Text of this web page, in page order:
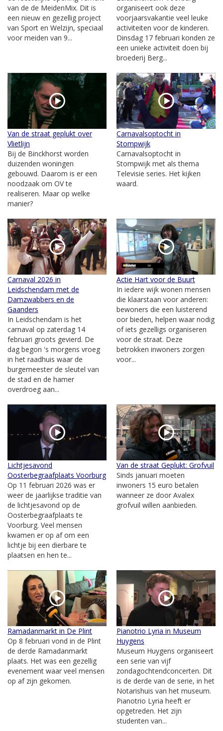
van de de MeidenMix. Dit is
een nieuw en gezellig project
van Sport en Welzijn, speciaal
voor meiden van 9...
organiseert ook deze
voorjaarsvakantie veel leuke
activiteiten voor de kinderen.
Dinsdag 17 februari konden ze
een unieke activiteit doen bij
broederij Berg...
Van de straat geplukt over
Vlietlijn
Bij de Binckhorst worden
duizenden woningen
gebouwd. Daarom is er een
noodzaak om OV te
realiseren. Maar op welke
manier?
Carnavalsoptocht in
Stompwijk
Carnavalsoptocht in
Stompwijk met als thema
Televisie series. Het kijken
waard.
Carnaval 2026 in
Leidschendam met de
Damzwabbers en de
Gaanders
In Leidschendam is het
carnaval op zaterdag 14
februari groots gevierd. De
dag begon 's morgens vroeg
in het raadhuis waar de
burgemeester de sleutel van
de stad en de hamer
overdroeg aan...
Actie Hart voor de Buurt
In iedere wijk wonen mensen
die klaarstaan voor anderen:
bewoners die een luisterend
oor bieden, helpen waar nodig
of iets gezelligs organiseren
voor de straat. Deze
betrokken inwoners zorgen
voor...
Lichtjesavond
Oosterbegraafplaats Voorburg
Op 11 februari 2026 was er
weer de jaarlijkse traditie van
de lichtjesavond op de
Oosterbegraafplaats te
Voorburg. Veel mensen
kwamen er op af om een
lichtje bij een dierbare te
plaatsen en hen te...
Van de straat Geplukt: Grofvuil
Sinds januari moeten
inwoners 15 euro betalen
wanneer ze door Avalex
grofvuil willen aanbieden.
Ramadanmarkt in De Plint
Op 8 februari vond in de Plint
de derde Ramadanmarkt
plaats. Het was een gezellig
evenement waar veel mensen
op af zijn gekomen.
Pianotrio Lyria in Museum
Huygens
Museum Huygens organiseert
een serie van vijf
zondagochtendconcerten. Dit
is de derde van de serie, in het
Notarishuis van het museum.
Pianotrio Lyria heeft er
opgetreden. Het zijn
studenten van...